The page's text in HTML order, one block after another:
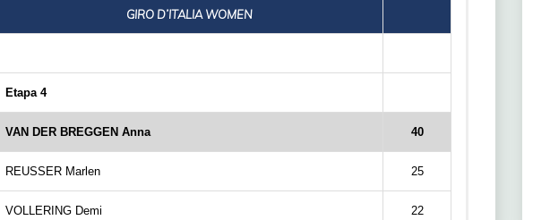
GIRO D’ITALIA WOMEN
Etapa 4
VAN DER BREGGEN Anna 40
REUSSER Marlen 25
VOLLERING Demi 22